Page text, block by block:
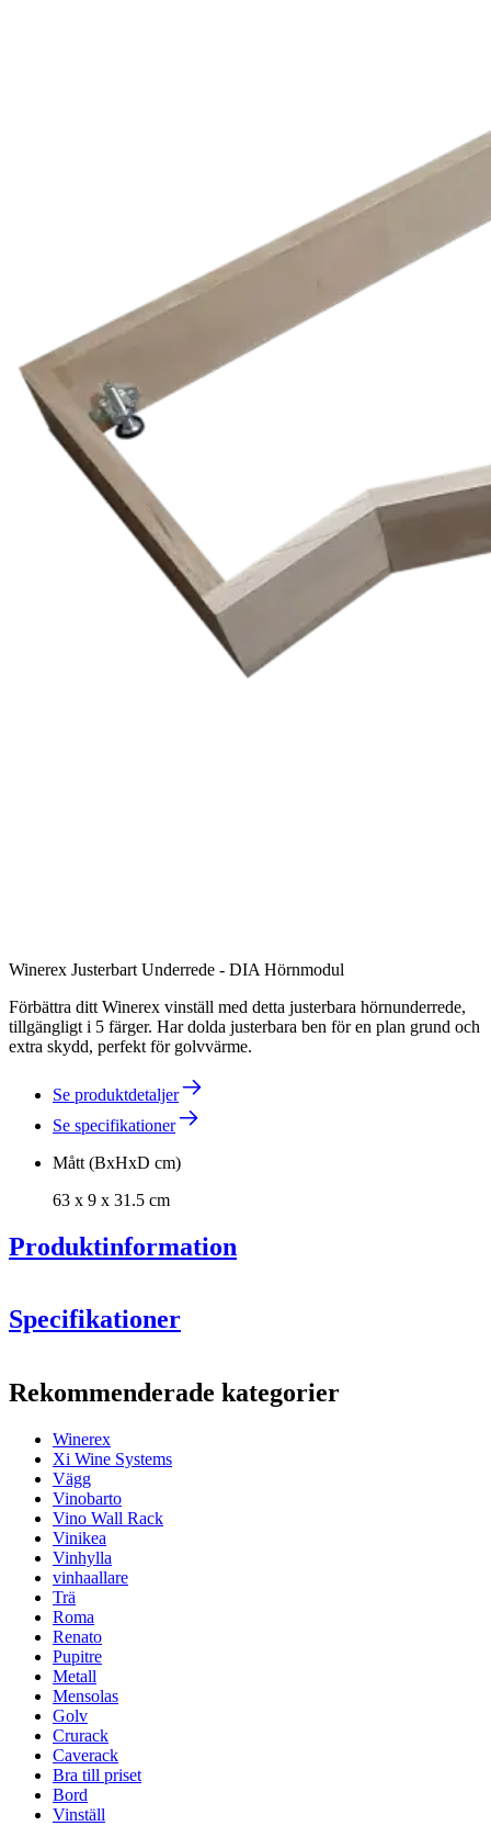
Winerex Justerbart Underrede - DIA Hörnmodul
Förbättra ditt Winerex vinställ med detta justerbara hörnunderrede,
tillgängligt i 5 färger. Har dolda justerbara ben för en plan grund och
extra skydd, perfekt för golvvärme.
Se produktdetaljer
Se specifikationer
Mått (BxHxD cm)
63 x 9 x 31.5 cm
Produktinformation
Specifikationer
ProduktnummerHXZP0005
Allmänt
Placering
Modulärtrue
YtaFuru
Leverans
Mått (BxHxD cm)
Höjd (cm)
Bredd (cm)
Djup (cm)
Vikt (kg)
Rekommenderade kategorier
Winerex
Xi Wine Systems
Vägg
Vinobarto
Vino Wall Rack
Vinikea
Vinhylla
vinhaallare
Trä
Roma
Renato
Pupitre
Metall
Mensolas
Golv
Crurack
Caverack
Bra till priset
Bord
Vinställ